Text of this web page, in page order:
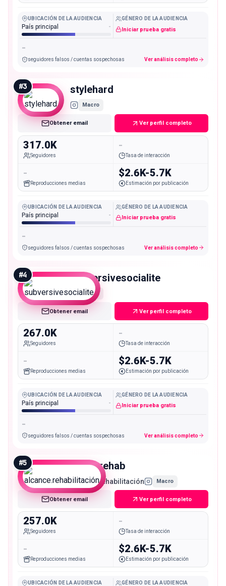
UBICACIÓN DE LA AUDIENCIA
País principal -
GÉNERO DE LA AUDIENCIA
Iniciar prueba gratis
-
seguidores falsos / cuentas sospechosas Ver análisis completo
#3 stylehard
Macro
Obtener email Ver perfil completo
317.0K
Seguidores
-
Tasa de interacción
-
Reproducciones medias
$2.6K-5.7K
Estimación por publicación
UBICACIÓN DE LA AUDIENCIA
País principal -
GÉNERO DE LA AUDIENCIA
Iniciar prueba gratis
-
seguidores falsos / cuentas sospechosas Ver análisis completo
#4 subversivesocialite
Macro
Obtener email Ver perfil completo
267.0K
Seguidores
-
Tasa de interacción
-
Reproducciones medias
$2.6K-5.7K
Estimación por publicación
UBICACIÓN DE LA AUDIENCIA
País principal -
GÉNERO DE LA AUDIENCIA
Iniciar prueba gratis
-
seguidores falsos / cuentas sospechosas Ver análisis completo
#5 reach.rehab
alcance.rehabilitación Macro
Obtener email Ver perfil completo
257.0K
Seguidores
-
Tasa de interacción
-
Reproducciones medias
$2.6K-5.7K
Estimación por publicación
UBICACIÓN DE LA AUDIENCIA GÉNERO DE LA AUDIENCIA